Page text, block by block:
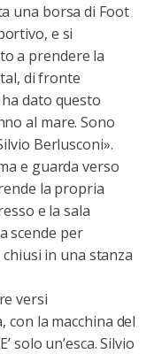
una borsa di Foot
e si
a prendere la
di fronte
dato questo
al mare. Sono
Berlusconi».
e guarda verso
la propria
e la sala
scende per
in una stanza
versi
con la macchina del
solo un’esca. Silvio